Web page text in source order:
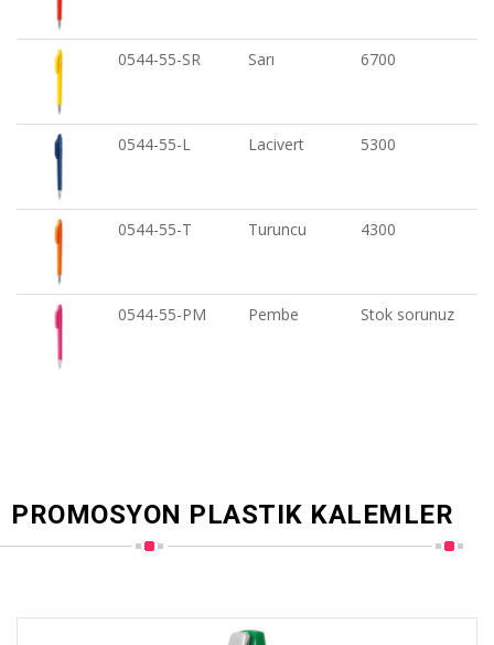
0544-55-SR Sarı 6700
0544-55-L Lacivert 5300
0544-55-T Turuncu 4300
0544-55-PM Pembe Stok sorunuz
PROMOSYON PLASTIK KALEMLER